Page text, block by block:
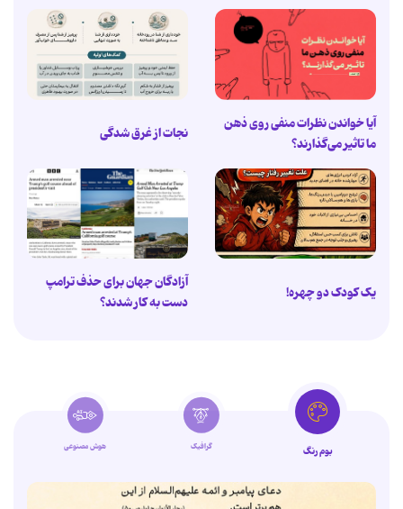
آیا خواندن نظرات منفی روی ذهن
ما تاثیر می‌گذارند؟
نجات از غرق شدگی
یک کودک دو چهره!
آزادگان جهان برای حذف ترامپ
دست به کار شدند؟
بوم رنگ گرافیک هوش مصنوعی